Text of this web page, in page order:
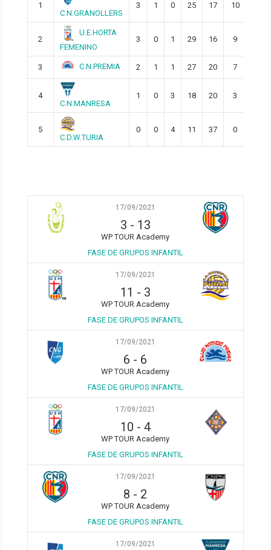
1
C.N.GRANOLLERS
3 1 0 25 17 10
2
U.E.HORTA
FEMENINO
3 0 1 29 16 9
3 C.N.PREMIA 2 1 1 27 20 7
4
C.N.MANRESA
1 0 3 18 20 3
5
C.D.W.TURIA
0 0 4 11 37 0
17/09/2021
3 - 13
WP TOUR Academy
FASE DE GRUPOS INFANTIL
17/09/2021
11 - 3
WP TOUR Academy
FASE DE GRUPOS INFANTIL
17/09/2021
6 - 6
WP TOUR Academy
FASE DE GRUPOS INFANTIL
17/09/2021
10 - 4
WP TOUR Academy
FASE DE GRUPOS INFANTIL
17/09/2021
8 - 2
WP TOUR Academy
FASE DE GRUPOS INFANTIL
17/09/2021